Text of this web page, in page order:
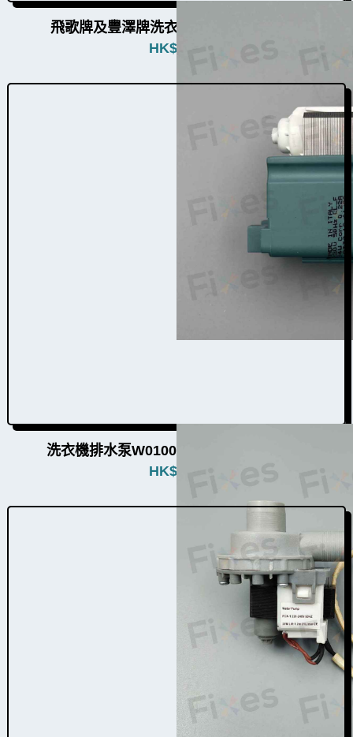
飛歌牌及豐澤牌洗衣機排水泵W010016a
HK$
洗衣機排水泵W010006（11個品牌通用）
HK$